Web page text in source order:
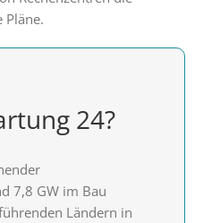
Pläne.
24?
7,8 GW im Bau
Ländern in